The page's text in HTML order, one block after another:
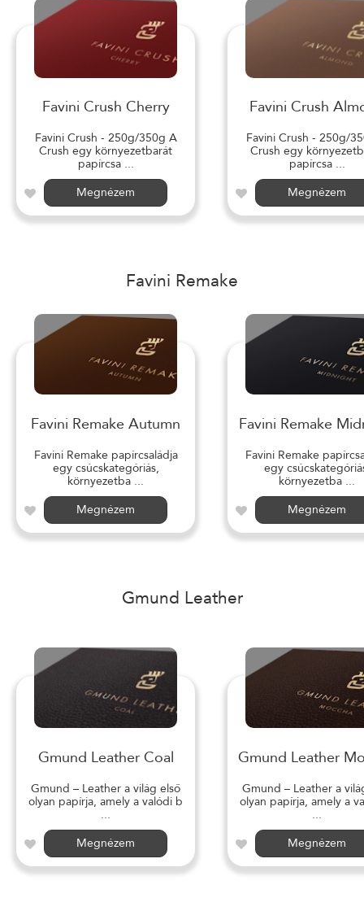
Favini Crush Cherry
Favini Crush - 250g/350g A
Crush egy környezetbarát
papírcsa ...
Megnézem
Favini Crush
Favini Crush - 250g/
Crush egy
papírcsa ...
Megnézem
Favini Remake
Favini Remake Autumn
Favini Remake papírcsaládja
egy csúcskategóriás,
környezetba ...
Megnézem
Favini Remake
Favini Remake
egy
környezetba ...
Megnézem
Gmund Leather
Gmund Leather Coal
Gmund – Leather a világ első
olyan papírja, amely a valódi b
...
Megnézem
Gmund Leather
Gmund – Leather a
olyan papírja, amely a
...
Megnézem